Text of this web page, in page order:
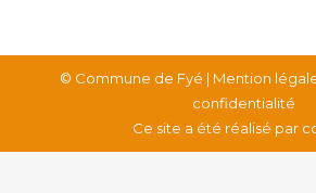
© Commune de Fyé | Mention
confidentialité
Ce site a été réalisé par